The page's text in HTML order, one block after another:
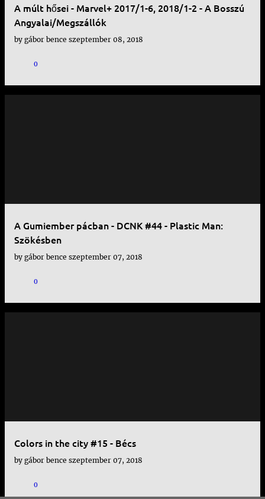
A múlt hősei - Marvel+ 2017/1-6, 2018/1-2 - A Bosszú
Angyalai/Megszállók
by gábor bence szeptember 08, 2018
0
A Gumiember pácban - DCNK #44 - Plastic Man:
Szökésben
by gábor bence szeptember 07, 2018
0
Colors in the city #15 - Bécs
by gábor bence szeptember 07, 2018
0